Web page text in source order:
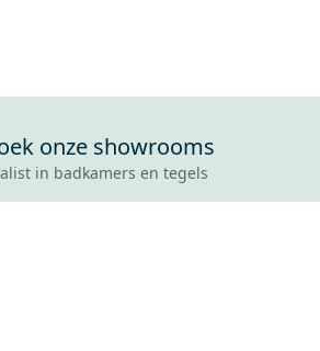
onze showrooms
in badkamers en tegels